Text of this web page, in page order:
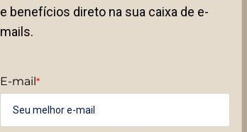
e benefícios direto na sua caixa de e-
mails.
E-mail*